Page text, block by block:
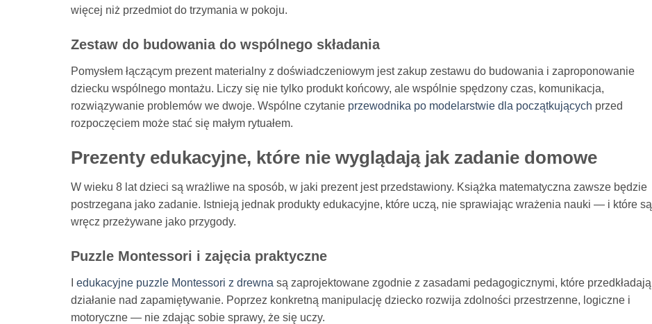
więcej niż przedmiot do trzymania w pokoju.
Zestaw do budowania do wspólnego składania
Pomysłem łączącym prezent materialny z doświadczeniowym jest zakup zestawu do budowania i zaproponowanie
dziecku wspólnego montażu. Liczy się nie tylko produkt końcowy, ale wspólnie spędzony czas, komunikacja,
rozwiązywanie problemów we dwoje. Wspólne czytanie przewodnika po modelarstwie dla początkujących przed
rozpoczęciem może stać się małym rytuałem.
Prezenty edukacyjne, które nie wyglądają jak zadanie domowe
W wieku 8 lat dzieci są wrażliwe na sposób, w jaki prezent jest przedstawiony. Książka matematyczna zawsze będzie
postrzegana jako zadanie. Istnieją jednak produkty edukacyjne, które uczą, nie sprawiając wrażenia nauki — i które są
wręcz przeżywane jako przygody.
Puzzle Montessori i zajęcia praktyczne
edukacyjne puzzle Montessori z drewna są zaprojektowane zgodnie z zasadami pedagogicznymi, które przedkładają
działanie nad zapamiętywanie. Poprzez konkretną manipulację dziecko rozwija zdolności przestrzenne, logiczne i
motoryczne — nie zdając sobie sprawy, że się uczy.